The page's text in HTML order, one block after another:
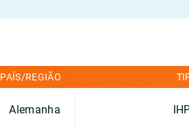
PAÍS/REGIÃO
Alemanha